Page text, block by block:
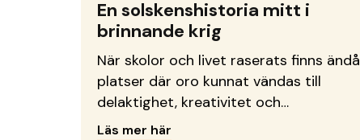
En solskenshistoria mitt i
brinnande krig
När skolor och livet raserats finns ändå
platser där oro kunnat vändas till
delaktighet, kreativitet och
framtidsdrömmar.
Läs mer här